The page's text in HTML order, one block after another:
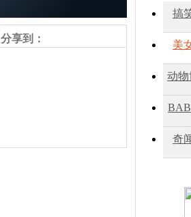
分享到：
搞
美
动物
秀
奇